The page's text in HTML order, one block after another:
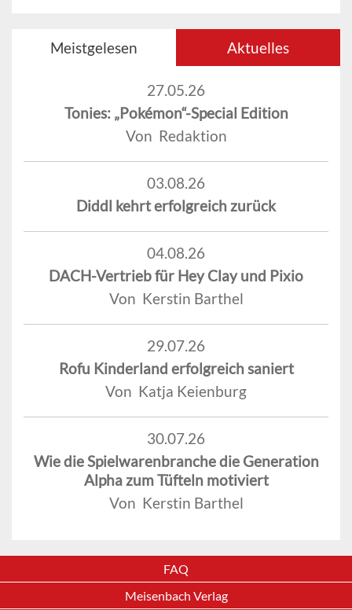
Meistgelesen Aktuelles
27.05.26
Tonies: „Pokémon“-Special Edition
Von Redaktion
03.08.26
Diddl kehrt erfolgreich zurück
04.08.26
DACH-Vertrieb für Hey Clay und Pixio
Von Kerstin Barthel
29.07.26
Rofu Kinderland erfolgreich saniert
Von Katja Keienburg
30.07.26
Wie die Spielwarenbranche die Generation
Alpha zum Tüfteln motiviert
Von Kerstin Barthel
FAQ
Meisenbach Verlag